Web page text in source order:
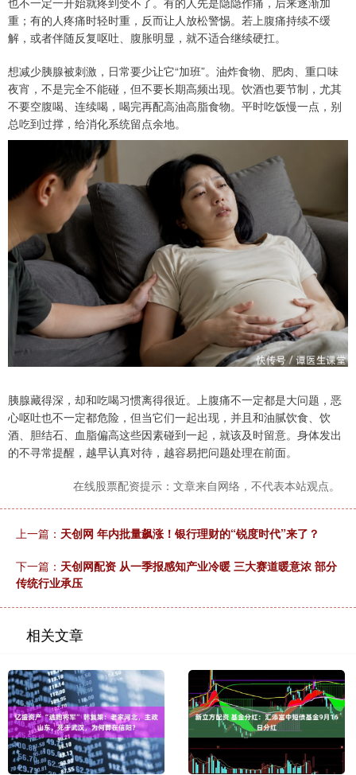
重；有的人疼痛时轻时重，反而让人放松警惕。若上腹痛持续不缓
解，或者伴随反复呕吐、腹胀明显，就不适合继续硬扛。
想减少胰腺被刺激，日常要少让它“加班”。油炸食物、肥肉、重口味
夜宵，不是完全不能碰，但不要长期高频出现。饮酒也要节制，尤其
不要空腹喝、连续喝，喝完再配高油高脂食物。平时吃饭慢一点，别
总吃到过撑，给消化系统留点余地。
胰腺藏得深，却和吃喝习惯离得很近。上腹痛不一定都是大问题，恶
心呕吐也不一定都危险，但当它们一起出现，并且和油腻饮食、饮
酒、胆结石、血脂偏高这些因素碰到一起，就该及时留意。身体发出
的不寻常提醒，越早认真对待，越容易把问题处理在前面。
在线股票配资提示：文章来自网络，不代表本站观点。
上一篇： 天创网 年内批量飙涨！银行理财的“锐度时代”来了？
下一篇： 天创网配资 从一季报感知产业冷暖 三大赛道暖意浓 部分
传统行业承压
相关文章